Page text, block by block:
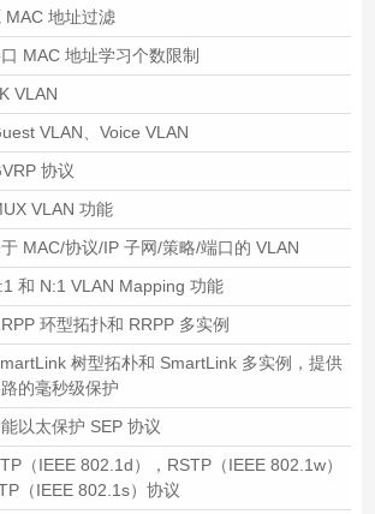
MAC 地址过滤
MAC 地址学习个数限制
VLAN
VLAN、Voice VLAN
协议
VLAN 功能
MAC/协议/IP 子网/策略/端口的 VLAN
和 N:1 VLAN Mapping 功能
环型拓扑和 RRPP 多实例
树型拓朴和 SmartLink 多实例，提供
的毫秒级保护
以太保护 SEP 协议
（IEEE 802.1d），RSTP（IEEE 802.1w）
（IEEE 802.1s）协议